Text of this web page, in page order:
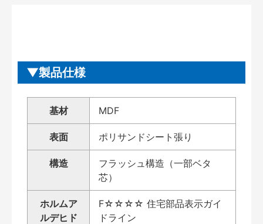
製品仕様
基材 MDF
表面 ポリサンドシート張り
構造
フラッシュ構造（一部ベタ
芯）
ホルムア
ルデヒド
F☆☆☆☆ 住宅部品表示ガイ
ドライン